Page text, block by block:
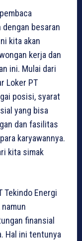
dengan besaran
kita akan
kerja dan
ini. Mulai dari
Loker PT
posisi, syarat
yang bisa
dan fasilitas
karyawannya.
kita simak
Tekindo Energi
finansial
Hal ini tentunya